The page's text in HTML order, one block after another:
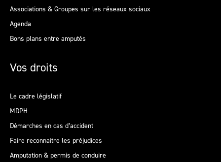
Associations & Groupes sur les réseaux sociaux
Agenda
Bons plans entre amputés
Vos droits
Le cadre législatif
MDPH
Démarches en cas d’accident
Faire reconnaitre les préjudices
Amputation & permis de conduire